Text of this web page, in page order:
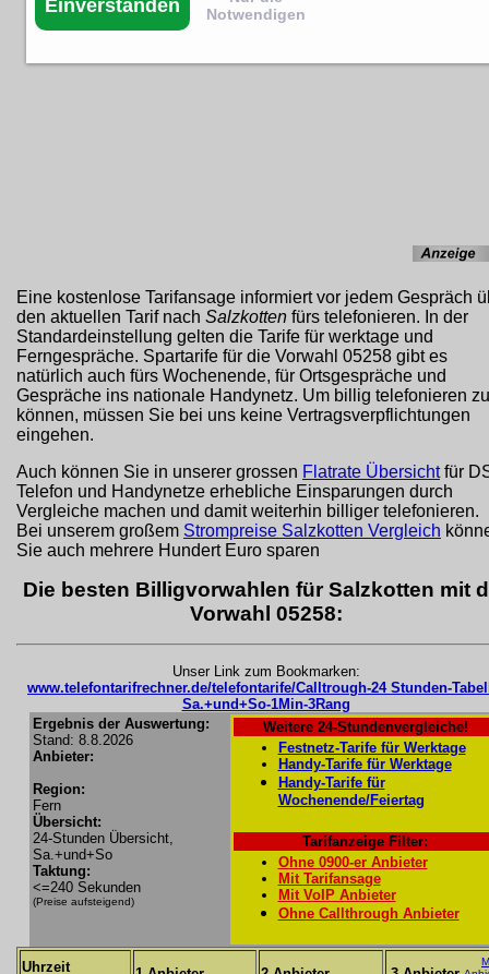
Eine kostenlose Tarifansage informiert vor jedem Gespräch
den aktuellen Tarif nach Salzkotten fürs telefonieren. In der
Standardeinstellung gelten die Tarife für werktage und
Ferngespräche. Spartarife für die Vorwahl 05258 gibt es
natürlich auch fürs Wochenende, für Ortsgespräche und
Gespräche ins nationale Handynetz. Um billig telefonieren zu
können, müssen Sie bei uns keine Vertragsverpflichtungen
eingehen.
Auch können Sie in unserer grossen Flatrate Übersichtfür
Telefon und Handynetze erhebliche Einsparungen durch
Vergleiche machen und damit weiterhin billiger telefonieren.
Bei unserem großem Strompreise Salzkotten Vergleich
Sie auch mehrere Hundert Euro sparen
Die besten Billigvorwahlen für Salzkotten mit
Vorwahl 05258:
Unser Link zum Bookmarken:
www.telefontarifrechner.de/telefontarife/Calltrough-24 Stunden-
Sa.+und+So-1Min-3Rang
Ergebnis der Auswertung:
Stand: 8.8.2026
Anbieter:
Region:
Fern
Übersicht:
24-Stunden Übersicht,
Sa.+und+So
Taktung:
<=240 Sekunden
(Preise aufsteigend)
Weitere 24-Stundenvergleiche!
Festnetz-Tarife für Werktage
Handy-Tarife für Werktage
Handy-Tarife für
Wochenende/Feiertag
Tarifanzeige Filter:
Ohne 0900-er Anbieter
Mit Tarifansage
Mit VoIP Anbieter
Ohne Callthrough Anbieter
Uhrzeit
Einverstanden
Notwendigen